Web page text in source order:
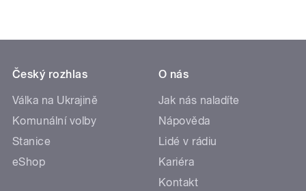
Český rozhlas
Válka na Ukrajině
Komunální volby
Stanice
eShop
O nás
Jak nás naladíte
Nápověda
Lidé v rádiu
Kariéra
Kontakt